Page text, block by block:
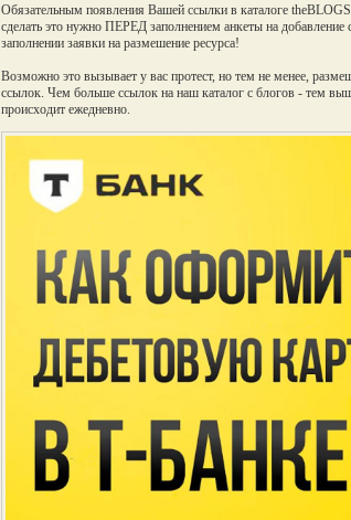
Обязательным появления Вашей ссылки в каталоге
сделать это нужно ПЕРЕД заполнением анкеты на добавление
заполнении заявки на размешение ресурса!
Возможно это вызывает у вас протест, но тем не менее,
ссылок. Чем больше ссылок на наш каталог с блогов - тем
происходит ежедневно.